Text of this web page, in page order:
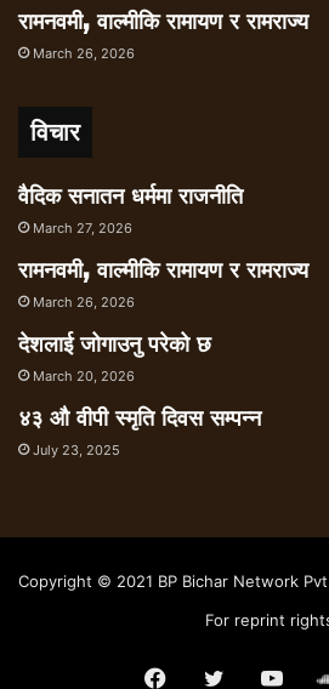
रामनवमी, वाल्मीकि रामायण र रामराज्य
March 26, 2026
विचार
वैदिक सनातन धर्ममा राजनीति
March 27, 2026
रामनवमी, वाल्मीकि रामायण र रामराज्य
March 26, 2026
देशलाई जोगाउनु परेको छ
March 20, 2026
४३ औ वीपी स्मृति दिवस सम्पन्न
July 23, 2025
Copyright © 2021 BP Bichar Network
For reprint
Facebook
Twitter